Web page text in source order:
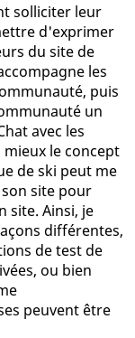
solliciter leur
d'exprimer
du site de
les
puis
un
avec les
le concept
de ski peut me
site pour
site. Ainsi, je
différentes,
de test de
ou bien
peuvent être